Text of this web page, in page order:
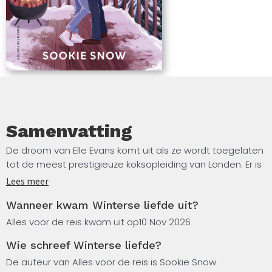
Samenvatting
De droom van Elle Evans komt uit als ze wordt toegelaten
tot de meest prestigieuze koksopleiding van Londen. Er is
echter één probleem: het collegeld is astronomisch
besluit ze te gaan werken als chaletmedwerker in de
Rocky Mountains van Colorado.
Daar komt ze te werken voor de welgestelde familie
Hawthorne. Elle belandt in een wereld van rijkdom, luxe en
Lees meer
Wanneer kwam Winterse liefde uit?
Alles voor de reis kwam uit op10 Nov 2026
Wie schreef Winterse liefde?
De auteur van Alles voor de reis is Sookie Snow